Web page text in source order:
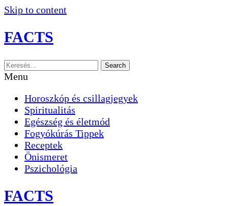
Skip to content
FACTS
Search
Menu
Horoszkóp és csillagjegyek
Spiritualitás
Egészség és életmód
Fogyókúrás Tippek
Receptek
Önismeret
Pszichológia
FACTS